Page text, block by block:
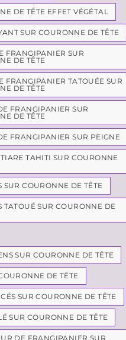
DE TÊTE EFFET VÉGÉTAL
SUR COURONNE DE TÊTE
FRANGIPANIER SUR
DE TÊTE
FRANGIPANIER TATOUÉE SUR
DE TÊTE
FRANGIPANIER SUR
DE TÊTE
FRANGIPANIER SUR PEIGNE
TAHITI SUR COURONNE
SUR COURONNE DE TÊTE
TATOUÉ SUR COURONNE DE
SUR COURONNE DE TÊTE
DE TÊTE
SUR COURONNE DE TÊTE
SUR COURONNE DE TÊTE
DE FRANGIPANIER SUR